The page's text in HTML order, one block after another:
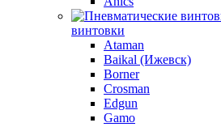
винтовки
Ataman
Baikal (Ижевск)
Borner
Crosman
Edgun
Gamo